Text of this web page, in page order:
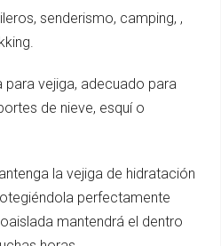
senderismo, camping, ,
para vejiga, adecuado para
de nieve, esquí o
la vejiga de hidratación
perfectamente
mantendrá el dentro